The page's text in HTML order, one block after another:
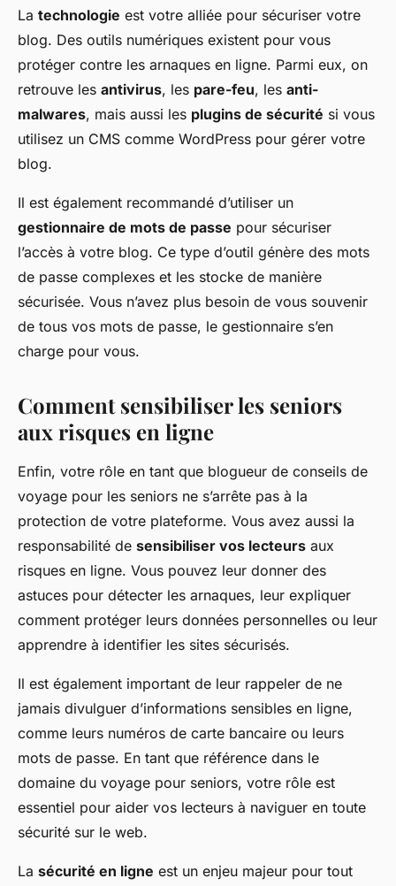
La technologie est votre alliée pour sécuriser votre
blog. Des outils numériques existent pour vous
protéger contre les arnaques en ligne. Parmi eux, on
retrouve les antivirus, les pare-feu, les anti-
malwares, mais aussi les plugins de sécurité si vous
utilisez un CMS comme WordPress pour gérer votre
blog.
Il est également recommandé d’utiliser un
gestionnaire de mots de passe pour sécuriser
l’accès à votre blog. Ce type d’outil génère des mots
de passe complexes et les stocke de manière
sécurisée. Vous n’avez plus besoin de vous souvenir
de tous vos mots de passe, le gestionnaire s’en
charge pour vous.
Comment sensibiliser les seniors
aux risques en ligne
Enfin, votre rôle en tant que blogueur de conseils de
voyage pour les seniors ne s’arrête pas à la
protection de votre plateforme. Vous avez aussi la
responsabilité de sensibiliser vos lecteurs aux
risques en ligne. Vous pouvez leur donner des
astuces pour détecter les arnaques, leur expliquer
comment protéger leurs données personnelles ou leur
apprendre à identifier les sites sécurisés.
Il est également important de leur rappeler de ne
jamais divulguer d’informations sensibles en ligne,
comme leurs numéros de carte bancaire ou leurs
mots de passe. En tant que référence dans le
domaine du voyage pour seniors, votre rôle est
essentiel pour aider vos lecteurs à naviguer en toute
sécurité sur le web.
La sécurité en ligne est un enjeu majeur pour tout